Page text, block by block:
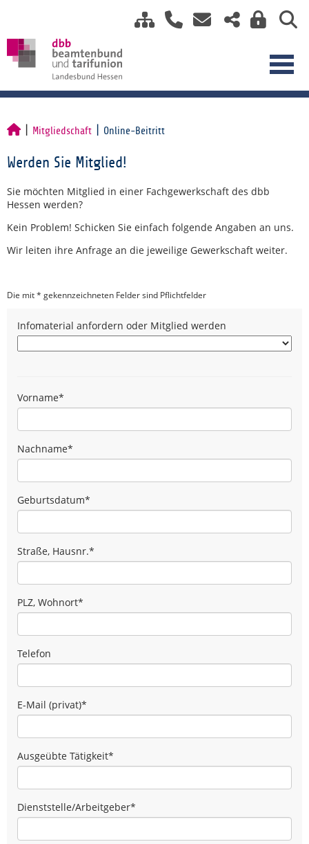
Mitgliedschaft Online-Beitritt
Werden Sie Mitglied!
Sie möchten Mitglied in einer Fachgewerkschaft des dbb
Hessen werden?
Kein Problem! Schicken Sie einfach folgende Angaben an uns.
Wir leiten ihre Anfrage an die jeweilige Gewerkschaft weiter.
Die mit * gekennzeichneten Felder sind Pflichtfelder
Infomaterial anfordern oder Mitglied werden
Vorname*
Nachname*
Geburtsdatum*
Straße, Hausnr.*
PLZ, Wohnort*
Telefon
E-Mail (privat)*
Ausgeübte Tätigkeit*
Dienststelle/Arbeitgeber*